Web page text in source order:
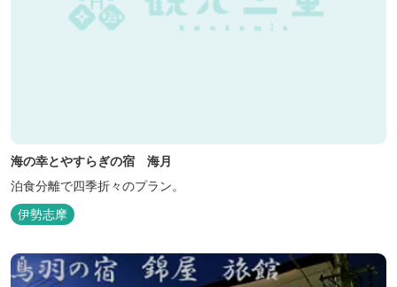
海の幸とやすらぎの宿 海月
泊食分離で四季折々のプラン。
伊勢志摩